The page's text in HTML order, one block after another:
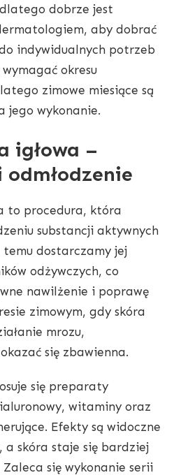
dobrze jest
aby dobrać
indywidualnych potrzeb
okresu
zimowe miesiące są
jego wykonanie.
igłowa –
to procedura, która
substancji aktywnych
temu dostarczamy jej
odżywczych, co
nawilżenie i poprawę
zimowym, gdy skóra
mrozu,
się zbawienna.
się preparaty
witaminy oraz
Efekty są widoczne
a skóra staje się bardziej
się wykonanie serii